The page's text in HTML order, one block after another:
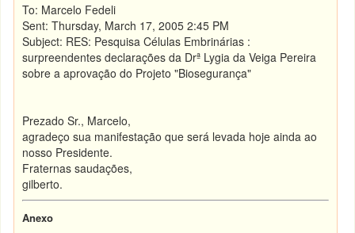
To: Marcelo Fedeli
Sent: Thursday, March 17, 2005 2:45 PM
Subject: RES: Pesquisa Células Embrinárias :
surpreendentes declarações da Drª Lygia da Veiga Pereira
sobre a aprovação do Projeto "Biosegurança"
Prezado Sr., Marcelo,
agradeço sua manifestação que será levada hoje ainda ao
nosso Presidente.
Fraternas saudações,
gilberto.
Anexo